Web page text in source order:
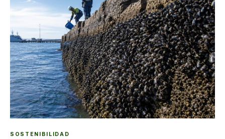
SOSTENIBILIDAD